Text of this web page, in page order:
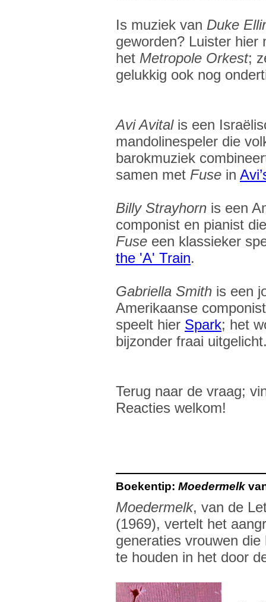
Is muziek van Duke
geworden? Luister hier
het Metropole Orkest;
gelukkig ook nog
Avi Avitalis een
mandolinespeler die
barokmuziek
samen met Fuse in
Billy Strayhorn is een
componist en pianist
Fuse een klassieker
the 'A' Train.
Gabriella Smith is een
Amerikaanse
speelt hier Spark; het
bijzonder fraai
Terug naar de vraag;
Reacties welkom!
Boekentip: Moedermelk
Moedermelk, van de
(1969), vertelt het
generaties vrouwen
te houden in het door